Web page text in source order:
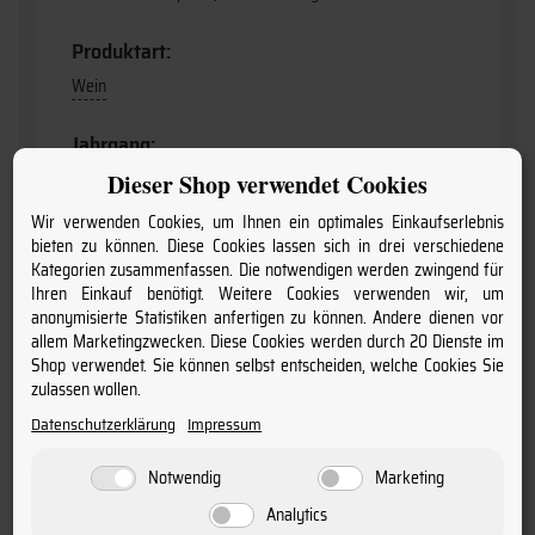
Produktart:
Wein
Jahrgang:
Geschmack:
trocken
Flaschengröße:
0,75
Charakter:
Dieser Shop verwendet Cookies
Wir verwenden Cookies, um Ihnen ein optimales Einkaufserlebnis
bieten zu können. Diese Cookies lassen sich in drei verschiedene
Kategorien zusammenfassen. Die notwendigen werden zwingend für
Ihren Einkauf benötigt. Weitere Cookies verwenden wir, um
anonymisierte Statistiken anfertigen zu können. Andere dienen vor
allem Marketingzwecken. Diese Cookies werden durch 20 Dienste im
Shop verwendet. Sie können selbst entscheiden, welche Cookies Sie
zulassen wollen.
Datenschutzerklärung Impressum
Notwendig
Marketing
Analytics